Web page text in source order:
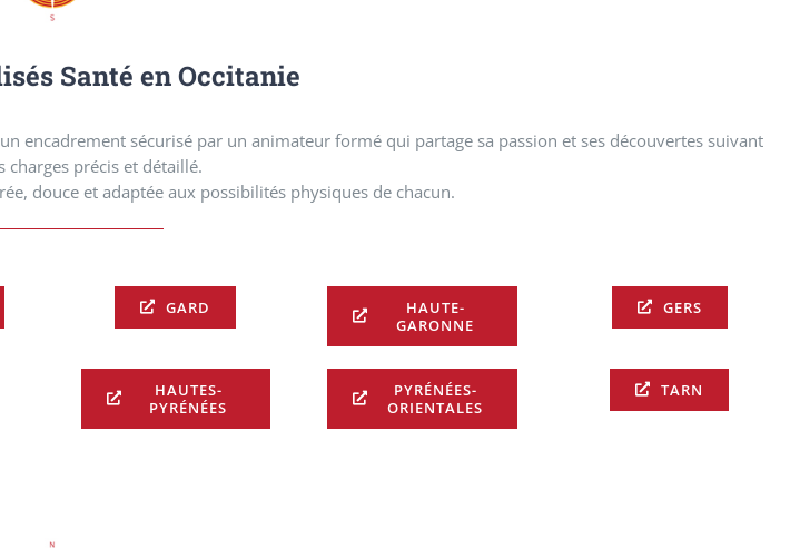
Santé en Occitanie
encadrement sécurisé par un animateur formé qui partage sa passion et ses découvertes suivant
charges précis et détaillé.
douce et adaptée aux possibilités physiques de chacun.
GARD
HAUTE-
GARONNE
GERS
HAUTES-
PYRÉNÉES
PYRÉNÉES-
ORIENTALES
TARN